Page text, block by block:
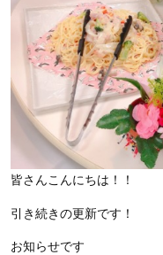
皆さんこんにちは！！
引き続きの更新です！
お知らせです